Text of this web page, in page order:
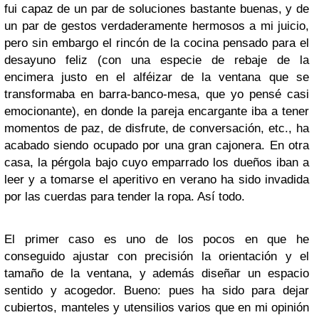
fui capaz de un par de soluciones bastante buenas, y de
un par de gestos verdaderamente hermosos a mi juicio,
pero sin embargo el rincón de la cocina pensado para el
desayuno feliz (con una especie de rebaje de la
encimera justo en el alféizar de la ventana que se
transformaba en barra-banco-mesa, que yo pensé casi
emocionante), en donde la pareja encargante iba a tener
momentos de paz, de disfrute, de conversación, etc., ha
acabado siendo ocupado por una gran cajonera. En otra
casa, la pérgola bajo cuyo emparrado los dueños iban a
leer y a tomarse el aperitivo en verano ha sido invadida
por las cuerdas para tender la ropa. Así todo.
El primer caso es uno de los pocos en que he
conseguido ajustar con precisión la orientación y el
tamaño de la ventana, y además diseñar un espacio
sentido y acogedor. Bueno: pues ha sido para dejar
cubiertos, manteles y utensilios varios que en mi opinión